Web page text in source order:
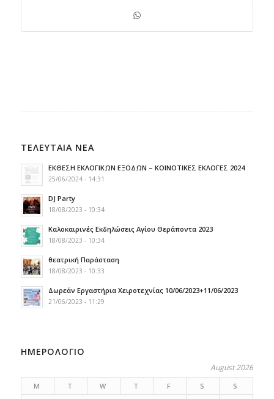
ΤΕΛΕΥΤΑΙΑ ΝΕΑ
ΕΚΘΕΣΗ ΕΚΛΟΓΙΚΩΝ ΕΞΟΔΩΝ – ΚΟΙΝΟΤΙΚΕΣ ΕΚΛΟΓΕΣ 2024
25/06/2024 - 14:31
DJ Party
18/08/2023 - 10:34
Καλοκαιρινές Εκδηλώσεις Αγίου Θεράποντα 2023
18/08/2023 - 10:34
θεατρική Παράσταση
18/08/2023 - 10:33
Δωρεάν Εργαστήρια Χειροτεχνίας 10/06/2023+11/06/2023
21/06/2023 - 11:29
ΗΜΕΡΟΛΟΓΙΟ
August 2026
M T W T F S
S